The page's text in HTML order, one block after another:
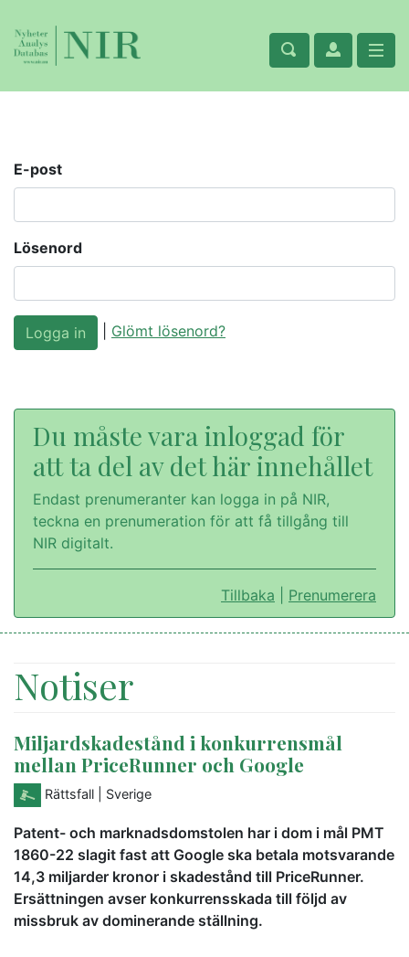
E-post
Lösenord
Glömt lösenord?
Du måste vara inloggad för
att ta del av det här innehållet
Endast prenumeranter kan logga in på NIR,
teckna en prenumeration för att få tillgång till
NIR digitalt.
Tillbaka Prenumerera
Notiser
Miljardskadestånd i konkurrensmål
mellan PriceRunner och Google
Rättsfall | Sverige
Patent- och marknadsdomstolen har i dom i mål PMT
1860-22 slagit fast att Google ska betala motsvarande
14,3 miljarder kronor i skadestånd till PriceRunner.
Ersättningen avser konkurrensskada till följd av
missbruk av dominerande ställning.